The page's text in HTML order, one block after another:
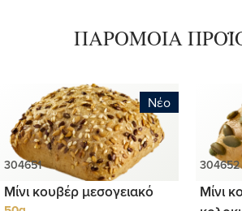
ΠΑΡΟΜΟΙΑ
Νέο
Μίνι κουβέρ μεσογειακό
Μίνι